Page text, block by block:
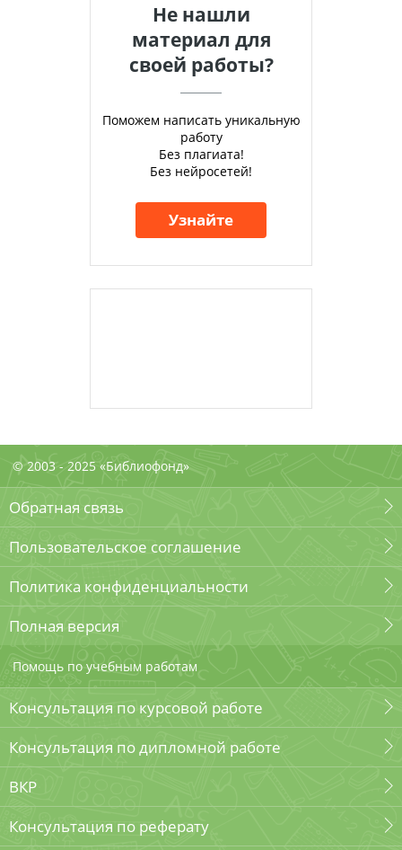
Не нашли
материал для
своей работы?
Поможем написать уникальную
работу
Без плагиата!
Без нейросетей!
Узнайте
© 2003 - 2025 «Библиофонд»
Обратная связь
Пользовательское соглашение
Политика конфиденциальности
Полная версия
Помощь по учебным работам
Консультация по курсовой работе
Консультация по дипломной работе
ВКР
Консультация по реферату